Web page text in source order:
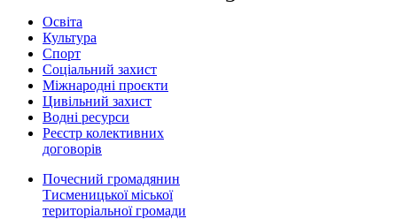
Освіта
Культура
Спорт
Соціальний захист
Міжнародні проєкти
Цивільний захист
Водні ресурси
Реєстр колективних
договорів
Почесний громадянин
Тисменицької міської
територіальної громади